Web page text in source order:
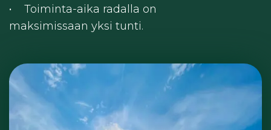
• Toiminta-aika radalla on
maksimissaan yksi tunti.